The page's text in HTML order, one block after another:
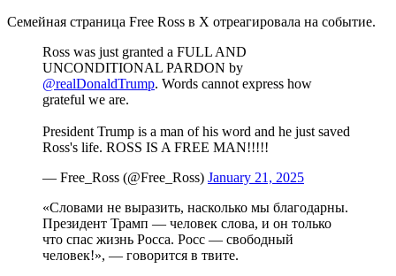
Семейная страница Free Ross в X отреагировала на событие.
Ross was just granted a FULL AND
UNCONDITIONAL PARDON by
@realDonaldTrump. Words cannot express how
grateful we are.
President Trump is a man of his word and he just saved
Ross's life. ROSS IS A FREE MAN!!!!!
— Free_Ross (@Free_Ross) January 21, 2025
«Словами не выразить, насколько мы благодарны.
Президент Трамп — человек слова, и он только
что спас жизнь Росса. Росс — свободный
человек!», — говорится в твите.